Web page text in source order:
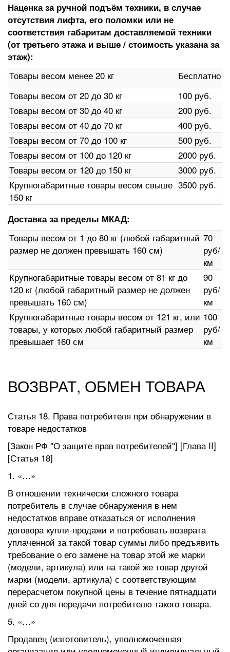
Наценка за ручной подъём техники, в случае
отсутствия лифта, его поломки или не
соответствия габаритам доставляемой техники
(от третьего этажа и выше / стоимость указана за
этаж):
Товары весом менее 20 кг
Бесплатно
Товары весом от 20 до 30 кг
100 руб.
Товары весом от 30 до 40 кг
200 руб.
Товары весом от 40 до 70 кг
400 руб.
Товары весом от 70 до 100 кг
500 руб.
Товары весом от 100 до 120 кг
2000 руб.
Товары весом от 120 до 150 кг
3000 руб.
Крупногабаритные товары весом свыше
150 кг
3500 руб.
Доставка за пределы МКАД:
Товары весом от 1 до 80 кг (любой габаритный
размер не должен превышать 160 см)
70
руб/
км
Крупногабаритные товары весом от 81 кг до
120 кг (любой габаритный размер не должен
превышать 160 см)
90
руб/
км
Крупногабаритные товары весом от 121 кг, или
товары, у которых любой габаритный размер
превышает 160 см
100
руб/
км
ВОЗВРАТ, ОБМЕН ТОВАРА
Статья 18. Права потребителя при обнаружении в
товаре недостатков
[Закон РФ "О защите прав потребителей"] [Глава II]
[Статья 18]
1. «…»
В отношении технически сложного товара
потребитель в случае обнаружения в нем
недостатков вправе отказаться от исполнения
договора купли-продажи и потребовать возврата
уплаченной за такой товар суммы либо предъявить
требование о его замене на товар этой же марки
(модели, артикула) или на такой же товар другой
марки (модели, артикула) с соответствующим
перерасчетом покупной цены в течение пятнадцати
дней со дня передачи потребителю такого товара.
5. «…»
Продавец (изготовитель), уполномоченная